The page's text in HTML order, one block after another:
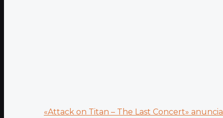
«Attack on Titan – The Last Concert»